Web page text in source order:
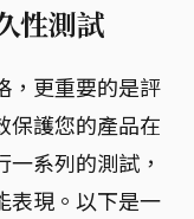
性測試
，更重要的是評
保護您的產品在
系列的測試，
表現。以下是一